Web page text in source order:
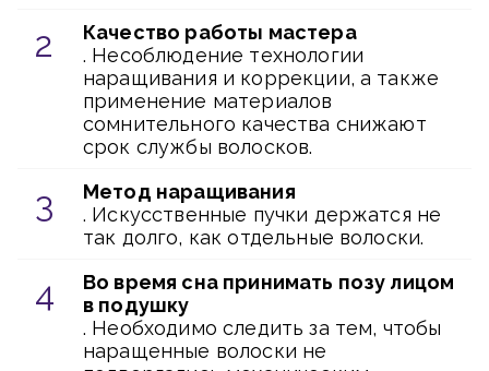
Качество работы мастера
. Несоблюдение технологии
наращивания и коррекции, а также
применение материалов
сомнительного качества снижают
срок службы волосков.
Метод наращивания
. Искусственные пучки держатся не
так долго, как отдельные волоски.
Во время сна принимать позу лицом
в подушку
. Необходимо следить за тем, чтобы
наращенные волоски не